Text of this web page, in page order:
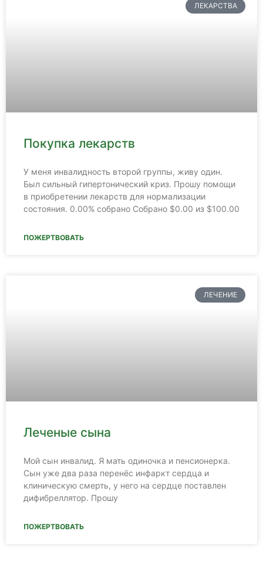
ЛЕКАРСТВА
Покупка лекарств
У меня инвалидность второй группы, живу один.
Был сильный гипертонический криз. Прошу помощи
в приобретении лекарств для нормализации
состояния. 0.00% собрано Собрано $0.00 из $100.00
ПОЖЕРТВОВАТЬ
ЛЕЧЕНИЕ
Леченые сына
Мой сын инвалид. Я мать одиночка и пенсионерка.
Сын уже два раза перенёс инфаркт сердца и
клиническую смерть, у него на сердце поставлен
дифибреллятор. Прошу
ПОЖЕРТВОВАТЬ